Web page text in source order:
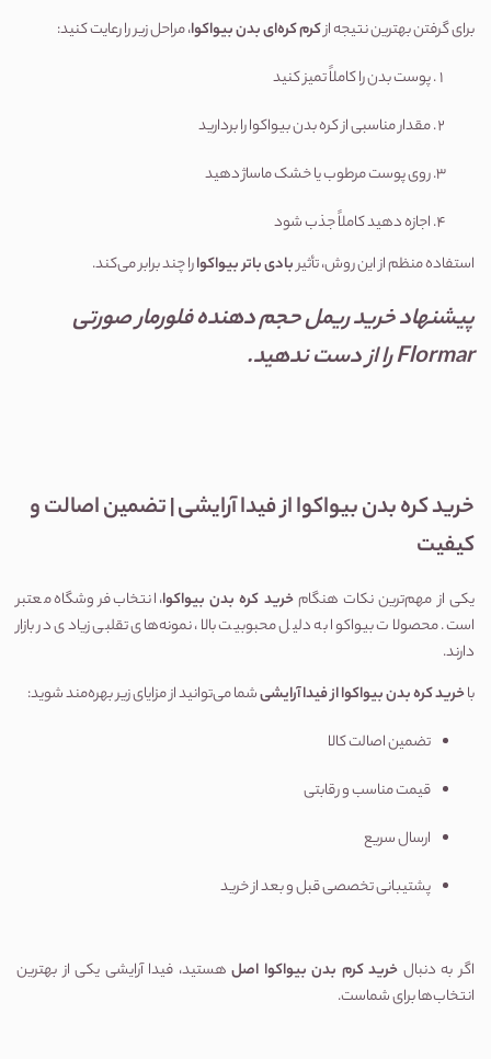
برای گرفتن بهترین نتیجه ازکرم کره‌ای بدن بیواکوا، مراحل زیر را رعایت کنید:
پوست بدن را کاملاً تمیز کنید
مقدار مناسبی از کره بدن بیواکوا را بردارید
روی پوست مرطوب یا خشک ماساژ دهید
اجازه دهید کاملاً جذب شود
استفاده منظم از این روش، تأثیربادی باتر بیواکوارا چند برابر می‌کند.
پیشنهادخرید ریمل حجم دهنده فلورمار صورتی
Flormarرا از دست ندهید.
خرید کره بدن بیواکوا از فیدا آرایشی | تضمین اصالت و
کیفیت
یکی از مهم‌ترین نکات هنگامخرید کره بدن بیواکوا، انتخاب فروشگاه معتبر
است. محصولات بیواکوا به دلیل محبوبیت بالا، نمونه‌های تقلبی زیادی در بازار
دارند.
باخرید کره بدن بیواکوا از فیدا آرایشیشما می‌توانید از مزایای زیر بهره‌مند شوید:
تضمین اصالت کالا
قیمت مناسب و رقابتی
ارسال سریع
پشتیبانی تخصصی قبل و بعد از خرید
اگر به دنبال خرید کرم بدن بیواکوا اصلهستید، فیدا آرایشی یکی از بهترین
انتخاب‌ها برای شماست.